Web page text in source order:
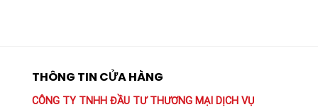
THÔNG TIN CỬA HÀNG
CÔNG TY TNHH ĐẦU TƯ THƯƠNG MẠI DỊCH VỤ